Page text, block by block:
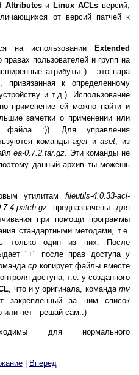
Attributesи Linux ACLs версий,
от версий патчей к
на использовании
Extended
пользователей и групп на
атрибуты ) - это пара
привязанная к определенному
и т.д.). Использование
применение ей можно найти и
заметки о применении или
файла :)). Для управления
командыaget иaset, из
ea-0.7.2.tar.gz. Эти команды не
данный архив ты можешь
утилитам fileutils-4.0.33-acl-
предназначены для
при помощи программы
стандартными методами, т.е.
только один из них. После
"+" после прав доступа у
cp копирует файлы вместе
доступа, т.е. у созданного
, что и у оригинала, командаmv
закрепленный за ним список
или нет - решай сам.:)
для нормального
| Вперед